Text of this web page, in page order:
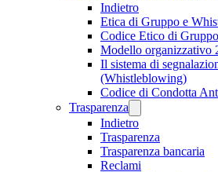
Indietro
Etica di Gruppo e
Codice Etico di Gruppo
Modello organizzativo
Il sistema di
(Whistleblowing)
Codice di Condotta
Trasparenza
Indietro
Trasparenza
Trasparenza bancaria
Reclami